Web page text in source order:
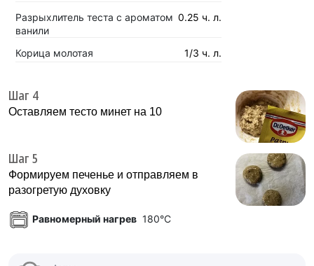
Разрыхлитель теста с ароматом
ванили
0.25 ч. л.
Корица молотая 1/3 ч. л.
Шаг 4
Оставляем тесто минет на 10
Шаг 5
Формируем печенье и отправляем в
разогретую духовку
Равномерный нагрев 180°C